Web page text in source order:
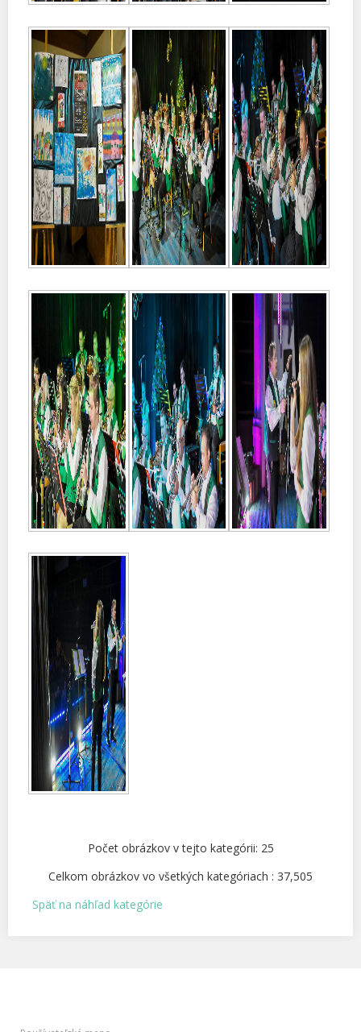
Počet obrázkov v tejto kategórii: 25
Celkom obrázkov vo všetkých kategóriach : 37,505
Späť na náhľad kategórie